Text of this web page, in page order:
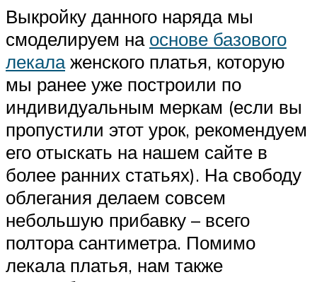
Выкройку данного наряда мы
смоделируем на основе базового
лекалаженского платья, которую
мы ранее уже построили по
индивидуальным меркам (если вы
пропустили этот урок, рекомендуем
его отыскать на нашем сайте в
более ранних статьях). На свободу
облегания делаем совсем
небольшую прибавку – всего
полтора сантиметра. Помимо
лекала платья, нам также